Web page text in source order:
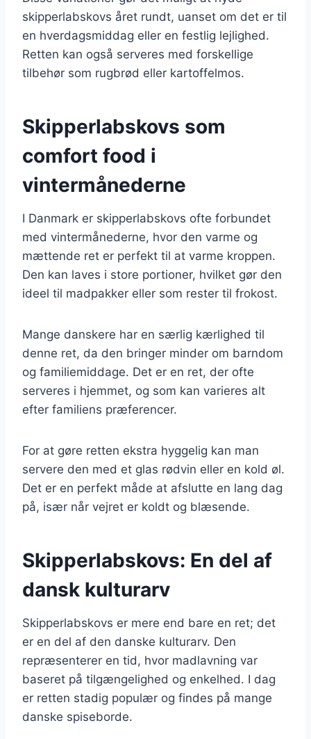
skipperlabskovs året rundt, uanset om det er til
en hverdagsmiddag eller en festlig lejlighed.
Retten kan også serveres med forskellige
tilbehør som rugbrød eller kartoffelmos.
Skipperlabskovs som
comfort food i
vintermånederne
I Danmark er skipperlabskovs ofte forbundet
med vintermånederne, hvor den varme og
mættende ret er perfekt til at varme kroppen.
Den kan laves i store portioner, hvilket gør den
ideel til madpakker eller som rester til frokost.
Mange danskere har en særlig kærlighed til
denne ret, da den bringer minder om barndom
og familiemiddage. Det er en ret, der ofte
serveres i hjemmet, og som kan varieres alt
efter familiens præferencer.
For at gøre retten ekstra hyggelig kan man
servere den med et glas rødvin eller en kold øl.
Det er en perfekt måde at afslutte en lang dag
på, især når vejret er koldt og blæsende.
Skipperlabskovs: En del af
dansk kulturarv
Skipperlabskovs er mere end bare en ret; det
er en del af den danske kulturarv. Den
repræsenterer en tid, hvor madlavning var
baseret på tilgængelighed og enkelhed. I dag
er retten stadig populær og findes på mange
danske spiseborde.